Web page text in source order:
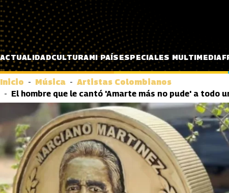
Pasar al contenido principal
ACTUALIDADCULTURAMI PAÍSESPECIALES MULTIMEDIA
Inicio Música
Artistas Colombianos
El hombre que le cantó 'Amarte más no pude' a todo